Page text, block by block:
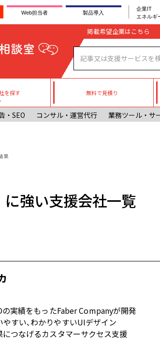
Web担当者 製品導入
企業IT
エネルギ
Company
掲載希望企業はこちら
を探す
submenu
無料で見積り
・SEO コンサル・運営代行 業務ツール・サ
果
に強い支援会社一覧
の実績をもったFaber Companyが開発
すい､わかりやすいUIデザイン
につなげるカスタマーサクセス支援